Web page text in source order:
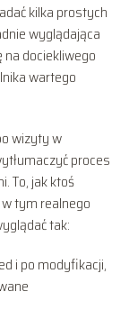
kilka prostych
wyglądająca
dociekliwego
wartego
wizyty w
proces
To, jak ktoś
tym realnego
tak:
i po modyfikacji,